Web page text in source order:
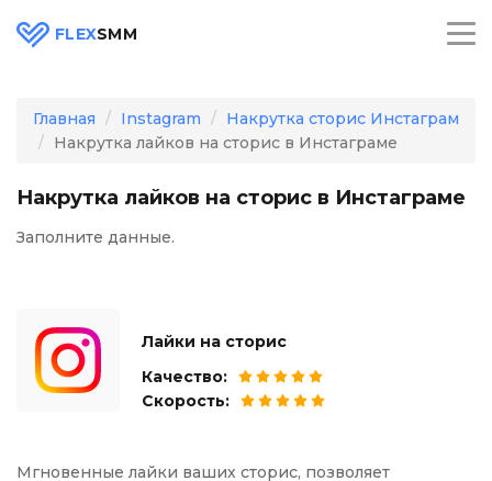
FLEXSMM
Главная Instagram
Накрутка сторис Инстаграм
Накрутка лайков на сторис в Инстаграме
Накрутка лайков на сторис в Инстаграме
Заполните данные.
Лайки на сторис
Качество:
Скорость:
Мгновенные лайки ваших сторис, позволяет